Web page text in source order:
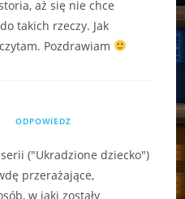
aż się nie chce
takich rzeczy. Jak
Pozdrawiam
ODPOWIEDZ
("Ukradzione dziecko")
przerażające,
w jaki zostały